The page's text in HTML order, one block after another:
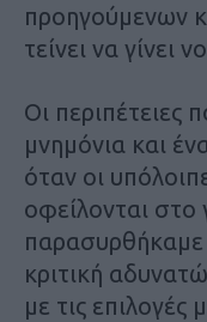
προηγούμενων
τείνει να γίνει
Οι περιπέτειες
μνημόνια και
όταν οι
οφείλονται στο
παρασυρθήκαμε
κριτική
με τις